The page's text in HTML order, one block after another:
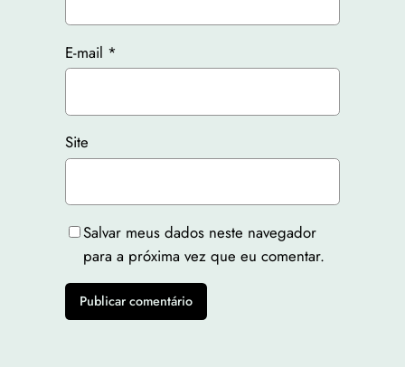
E-mail *
Site
Salvar meus dados neste navegador
para a próxima vez que eu comentar.